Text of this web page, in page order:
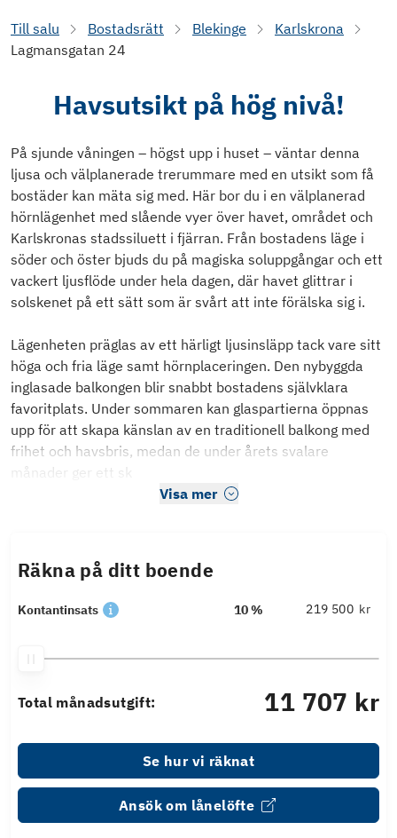
Till salu Bostadsrätt Blekinge
Karlskrona
Lagmansgatan 24
Havsutsikt på hög nivå!
På sjunde våningen – högst upp i huset – väntar denna
ljusa och välplanerade trerummare med en utsikt som få
bostäder kan mäta sig med. Här bor du i en välplanerad
hörnlägenhet med slående vyer över havet, området och
Karlskronas stadssiluett i fjärran. Från bostadens läge i
söder och öster bjuds du på magiska soluppgångar och ett
vackert ljusflöde under hela dagen, där havet glittrar i
solskenet på ett sätt som är svårt att inte förälska sig i.
Lägenheten präglas av ett härligt ljusinsläpp tack vare sitt
höga och fria läge samt hörnplaceringen. Den nybyggda
inglasade balkongen blir snabbt bostadens självklara
favoritplats. Under sommaren kan glaspartierna öppnas
upp för att skapa känslan av en traditionell balkong med
frihet och havsbris, medan de under årets svalare
månader ger ett sk
Visa mer
Räkna på ditt boende
Kontantinsats 10 % kr
Total månadsutgift: 11 707 kr
Se hur vi räknat
Ansök om lånelöfte